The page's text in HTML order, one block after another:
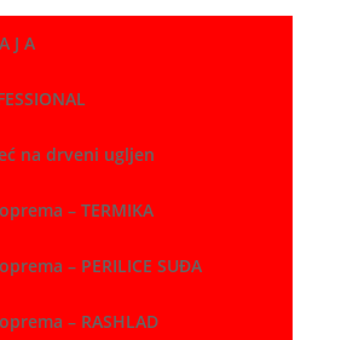
J A
na drveni ugljen
– TERMIKA
– PERILICE SUĐA
– RASHLAD